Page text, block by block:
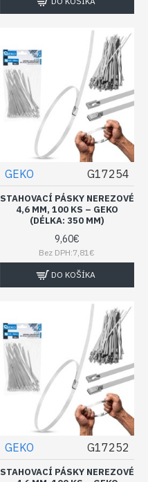
GEKO G17254
STAHOVACÍ PÁSKY NEREZOVÉ
4,6 MM, 100 KS – GEKO
(DÉLKA: 350 MM)
9,60€
Bez DPH:7,81€
DO KOŠÍKA
GEKO G17252
STAHOVACÍ PÁSKY NEREZOVÉ